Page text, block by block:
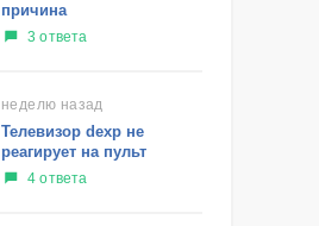
причина
3 ответа
неделю назад
Телевизор dexp не
реагирует на пульт
4 ответа